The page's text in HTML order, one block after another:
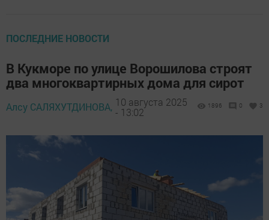
ПОСЛЕДНИЕ НОВОСТИ
В Кукморе по улице Ворошилова строят
два многоквартирных дома для сирот
Алсу САЛЯХУТДИНОВА, 10 августа 2025
- 13:02
1896 0 3